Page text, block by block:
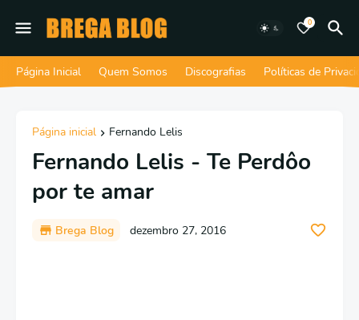
0
Página Inicial Quem Somos Discografias Políticas de
Página inicial Fernando Lelis
Fernando Lelis - Te Perdôo
por te amar
Brega Blog dezembro 27, 2016